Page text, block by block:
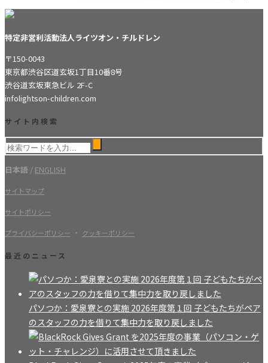
特定非営利活動法人ライツオン・チルドレン
〒150-0043
東京都渋谷区道玄坂1丁目10番8号
渋谷道玄坂東急ビル 2F-C
infolightson-children.com
サイト内検索
日本語 / ENGLISH
サイトマップ
サイトポリシー
プライバシーポリシー ・ クッキーポリシー
最近のニュース
パソつか：愛泉寮との実施 2026年度第１回 子どもたちがペア
のスタッフの力を借りて集中力を取り戻しました